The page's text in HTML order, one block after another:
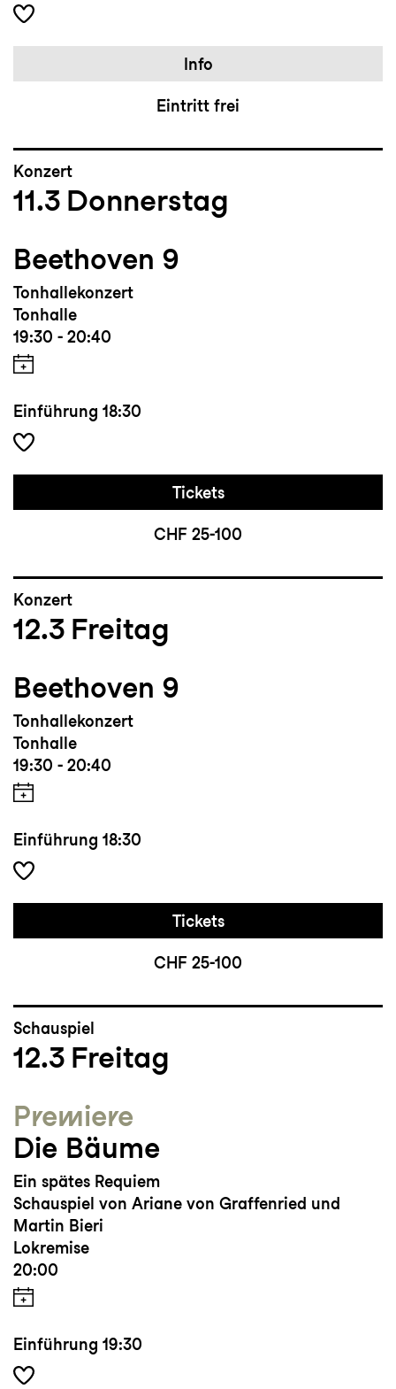
Info
Eintritt frei
Konzert
11.3 Donnerstag
Beethoven 9
Tonhallekonzert
Tonhalle
19:30 - 20:40
Einführung 18:30
Tickets
CHF 25-100
Konzert
12.3 Freitag
Beethoven 9
Tonhallekonzert
Tonhalle
19:30 - 20:40
Einführung 18:30
Tickets
CHF 25-100
Schauspiel
12.3 Freitag
Premiere
Die Bäume
Ein spätes Requiem
Schauspiel von Ariane von Graffenried und
Martin Bieri
Lokremise
20:00
Einführung 19:30